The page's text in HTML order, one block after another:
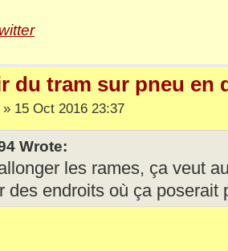
du tram sur pneu en
» 15 Oct 2016 23:37
Wrote:
les rames, ça veut
des endroits où ça poserait